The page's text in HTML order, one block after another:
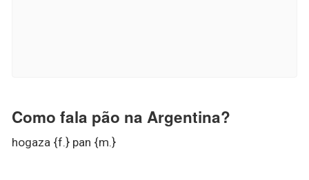
Como fala pão na Argentina?
hogaza {f.} pan {m.}